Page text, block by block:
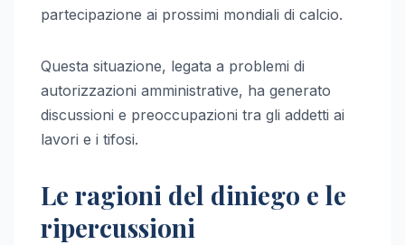
partecipazione ai prossimi mondiali di calcio.
Questa situazione, legata a problemi di
autorizzazioni amministrative, ha generato
discussioni e preoccupazioni tra gli addetti ai
lavori e i tifosi.
Le ragioni del diniego e le
ripercussioni